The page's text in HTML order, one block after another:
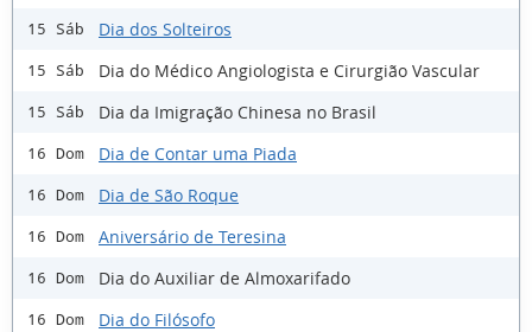
15 Sáb Dia dos Solteiros
15 Sáb Dia do Médico Angiologista e Cirurgião Vascular
15 Sáb Dia da Imigração Chinesa no Brasil
16 Dom Dia de Contar uma Piada
16 Dom Dia de São Roque
16 Dom Aniversário de Teresina
16 Dom Dia do Auxiliar de Almoxarifado
16 Dom Dia do Filósofo